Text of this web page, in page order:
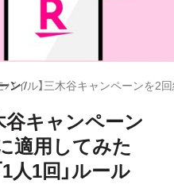
ン
バイル】三木谷キャンペーンを
谷キャンペーン
適用してみた
人1回」ルール